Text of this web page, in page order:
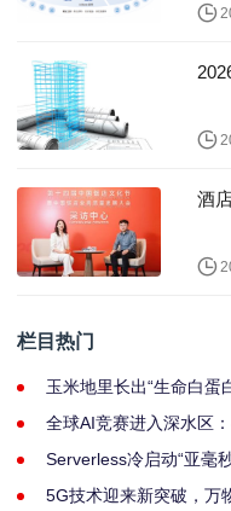
酒
栏目热门
玉米地里长出“生命白蛋
全球AI竞赛进入深水区
Serverless冷启动“亚毫
5G技术迎来新突破，万